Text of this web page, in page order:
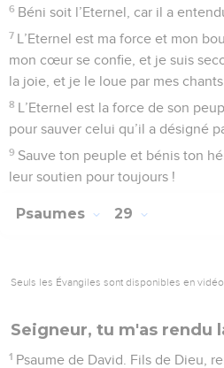
6 Béni soit l’Eternel, car il a
7 L’Eternel est ma force et mon
mon cœur se confie, et je suis
la joie, et je le loue par mes chants.
8 L’Eternel est la force de son
pour sauver celui qu’il a désigné
9 Sauve ton peuple et bénis ton
leur soutien pour toujours !
Psaumes 29
Seuls les Évangiles sont disponibles en vidéo
Seigneur, tu m'as rendu
1 Psaume de David. Fils de Dieu,